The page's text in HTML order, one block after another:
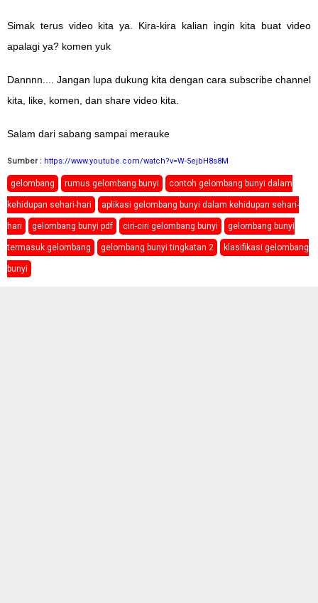
Simak terus video kita ya. Kira-kira kalian ingin kita buat video
apalagi ya? komen yuk
Dannnn.... Jangan lupa dukung kita dengan cara subscribe channel
kita, like, komen, dan share video kita.
Salam dari sabang sampai merauke
Sumber : https://www.youtube.com/watch?v=W-5ejbH8s8M
gelombang rumus gelombang bunyi contoh gelombang bunyi dalam
kehidupan sehari-hari aplikasi gelombang bunyi dalam kehidupan sehari-
hari gelombang bunyi pdf ciri-ciri gelombang bunyi gelombang bunyi
termasuk gelombang gelombang bunyi tingkatan 2 klasifikasi gelombang
bunyi